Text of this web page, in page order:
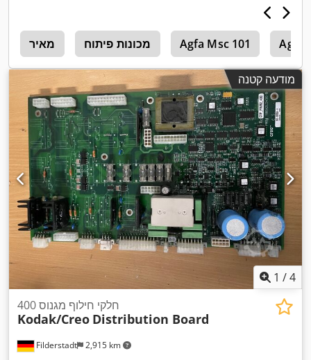
מאיר מכונות פיתוח Agfa Msc 101 Agfa
מודעה קטנה
1 /4
Filderstadt 2,915 km
חלקי חילוף מגנוס 400
Kodak/Creo Distribution Board